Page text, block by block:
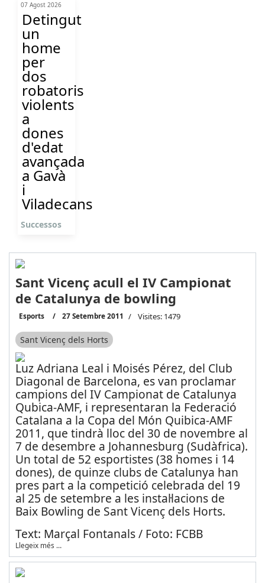
07 Agost 2026
Detingut
un
home
per
dos
robatoris
violents
a
dones
d'edat
avançada
a Gavà
i
Viladecans
Successos
Sant Vicenç acull el IV Campionat
de Catalunya de bowling
Esports 27 Setembre 2011 Visites: 1479
Sant Vicenç dels Horts
Luz Adriana Leal i Moisés Pérez, del Club
Diagonal de Barcelona, es van proclamar
campions del IV Campionat de Catalunya
Qubica-AMF, i representaran la Federació
Catalana a la Copa del Món Quibica-AMF
2011, que tindrà lloc del 30 de novembre al
7 de desembre a Johannesburg (Sudàfrica).
Un total de 52 esportistes (38 homes i 14
dones), de quinze clubs de Catalunya han
pres part a la competició celebrada del 19
al 25 de setembre a les instal·lacions de
Baix Bowling de Sant Vicenç dels Horts.
Text: Marçal Fontanals / Foto: FCBB
Llegeix més …